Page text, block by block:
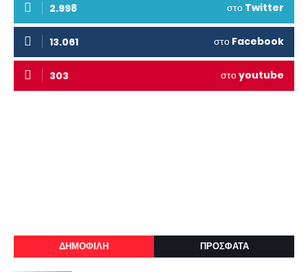
2.998 στο Twitter
13.061 στο Facebook
303 στοyoutube
ΔΗΜΟΦΙΛΗ ΠΡΟΣΦΑΤΑ